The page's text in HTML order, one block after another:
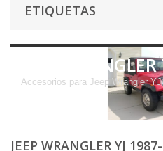
ETIQUETAS
JEEP
Accesorios para Jeep Wrangler
JEEP WRANGLER YJ